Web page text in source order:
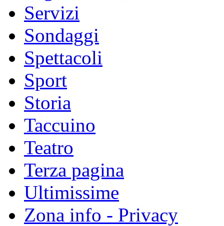
Servizi
Sondaggi
Spettacoli
Sport
Storia
Taccuino
Teatro
Terza pagina
Ultimissime
Zona info - Privacy